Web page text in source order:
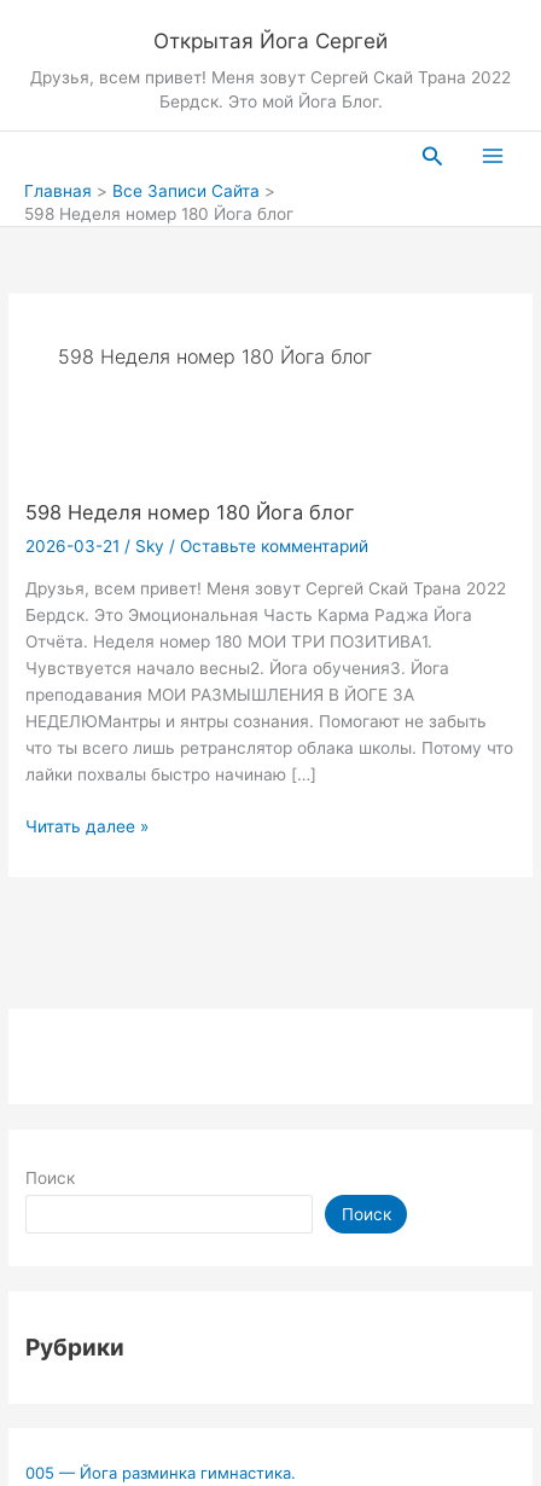
Открытая Йога Сергей
Друзья, всем привет! Меня зовут Сергей Скай Трана 2022
Бердск. Это мой Йога Блог.
Поиск
Главная
Все Записи Сайта
598 Неделя номер 180 Йога блог
598 Неделя номер 180 Йога блог
598 Неделя номер 180 Йога блог
2026-03-21/ Sky/Оставьте комментарий
Друзья, всем привет! Меня зовут Сергей Скай Трана 2022
Бердск. Это Эмоциональная Часть Карма Раджа Йога
Отчёта. Неделя номер 180 МОИ ТРИ ПОЗИТИВА1.
Чувствуется начало весны2. Йога обучения3. Йога
преподавания МОИ РАЗМЫШЛЕНИЯ В ЙОГЕ ЗА
НЕДЕЛЮМантры и янтры сознания. Помогают не забыть
что ты всего лишь ретранслятор облака школы. Потому что
лайки похвалы быстро начинаю […]
598
Читать далее »
Поиск
Поиск
Рубрики
005 — Йога разминка гимнастика.